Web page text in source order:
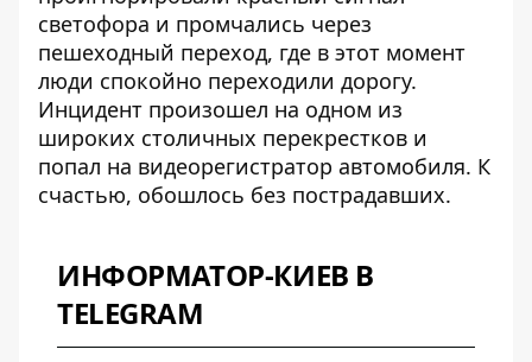
светофора и промчались через
пешеходный переход, где в этот момент
люди спокойно переходили дорогу.
Инцидент произошел на одном из
широких столичных перекрестков и
попал на видеорегистратор автомобиля. К
счастью, обошлось без пострадавших.
ИНФОРМАТОР-КИЕВ В
TELEGRAM